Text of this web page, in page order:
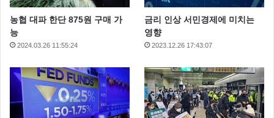
농협 대파 한단 875원 구매 가
능
2024.03.26 11:55:24
금리 인상 서민경제에 미치는
영향
2023.12.26 17:43:07